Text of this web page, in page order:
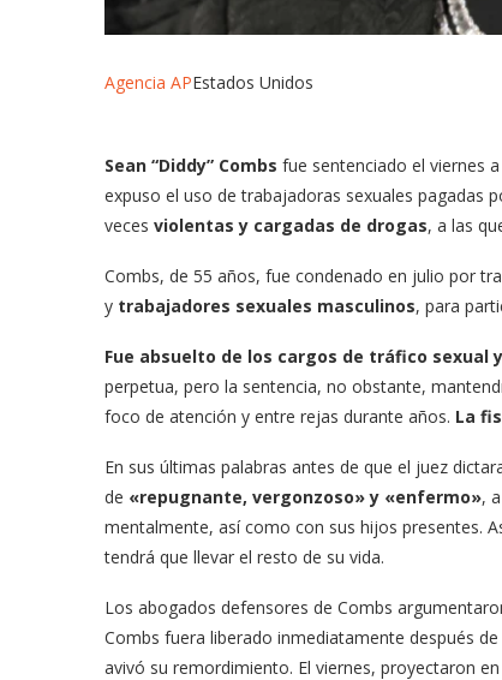
Agencia APEstados Unidos
Sean “Diddy” Combs fue sentenciado el viernes
expuso el uso de trabajadoras sexuales pagadas
veces violentas y cargadas de drogas, a las
Combs, de 55 años, fue condenado en julio por
y trabajadores sexuales masculinos, para
Fue absuelto de los cargos de tráfico sexual
perpetua, pero la sentencia, no obstante,
foco de atención y entre rejas durante años. La
En sus últimas palabras antes de que el juez
de «repugnante, vergonzoso» y «enfermo»,
mentalmente, así como con sus hijos presentes.
tendrá que llevar el resto de su vida.
Los abogados defensores de Combs
Combs fuera liberado inmediatamente después
avivó su remordimiento. El viernes, proyectaron